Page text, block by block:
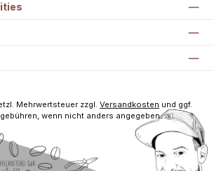
Mehrwertsteuer zzgl. Versandkosten und ggf.
wenn nicht anders angegeben.